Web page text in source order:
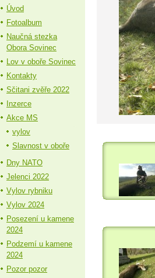
Úvod
Fotoalbum
Naučná stezka
Obora Sovinec
Lov v oboře Sovinec
Kontakty
Sčitani zvěře 2022
Inzerce
Akce MS
vylov
Slavnost v oboře
Dny NATO
Jelenci 2022
Vylov rybniku
Vylov 2024
Posezení u kamene
2024
Podzemí u kamene
2024
Pozor pozor